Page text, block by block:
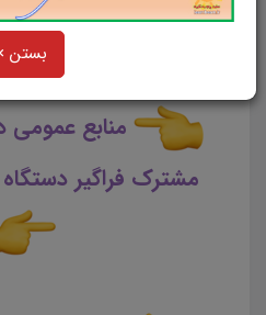
بستن
کشور
منابع عمومی
مشترک فراگیر